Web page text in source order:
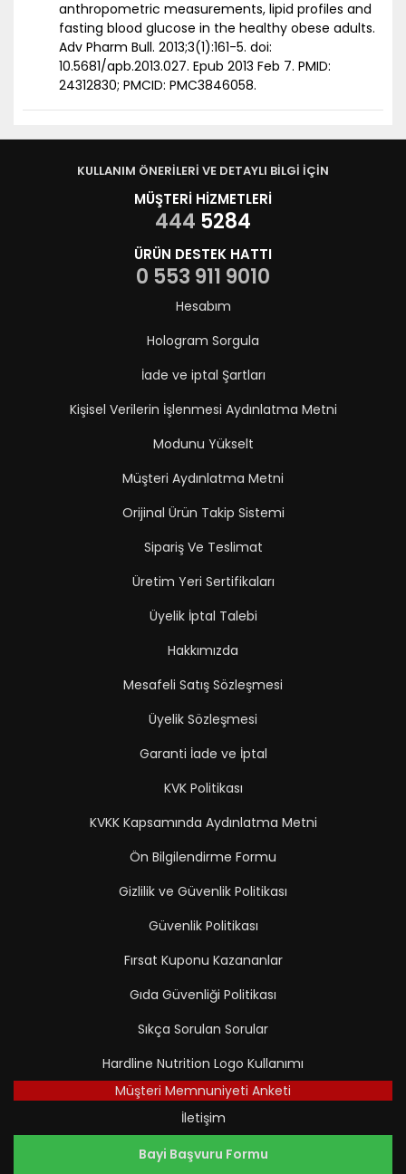
anthropometric measurements, lipid profiles and
fasting blood glucose in the healthy obese adults.
Adv Pharm Bull. 2013;3(1):161-5. doi:
10.5681/apb.2013.027. Epub 2013 Feb 7. PMID:
24312830; PMCID: PMC3846058.
KULLANIM ÖNERİLERİ VE DETAYLI BİLGİ İÇİN
MÜŞTERİ HİZMETLERİ
444 5284
ÜRÜN DESTEK HATTI
0 553 911 9010
Hesabım
Hologram Sorgula
İade ve iptal Şartları
Kişisel Verilerin İşlenmesi Aydınlatma Metni
Modunu Yükselt
Müşteri Aydınlatma Metni
Orijinal Ürün Takip Sistemi
Sipariş Ve Teslimat
Üretim Yeri Sertifikaları
Üyelik İptal Talebi
Hakkımızda
Mesafeli Satış Sözleşmesi
Üyelik Sözleşmesi
Garanti İade ve İptal
KVK Politikası
KVKK Kapsamında Aydınlatma Metni
Ön Bilgilendirme Formu
Gizlilik ve Güvenlik Politikası
Güvenlik Politikası
Fırsat Kuponu Kazananlar
Gıda Güvenliği Politikası
Sıkça Sorulan Sorular
Hardline Nutrition Logo Kullanımı
Müşteri Memnuniyeti Anketi
İletişim
Bayi Başvuru Formu